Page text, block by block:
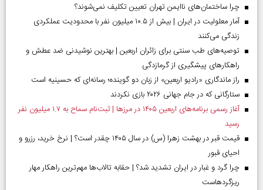
چرا ساختمان‌های ناایمن تهران تعیین تکلیف نمی‌شوند؟
آمار معلولیت در ایران | بیش از ۱۰.۵ میلیون نفر با محدودیت عملکردی
زندگی می‌کنند
توصیه‌های طب سنتی برای زائران اربعین | بهترین نوشیدنی ضد عطش و
راهکارهای پیشگیری از گرمازدگی
راز ماندگاری «رادیو اربعین» از زبان دو گوینده؛ رسانه‌ای که حسینیه است
ستارگانی که در جام جهانی ۲۰۲۶ بازی نکردند
آغاز رسمی برنامه‌های اربعین ۱۴۰۵ در مرز‌ها | ثبت‌نام سماح به ۱.۷ میلیون نفر
رسید
قیمت قبر در بهشت زهرا (س) در سال ۱۴۰۵ چقدر است؟ | نرخ خرید، رزرو و
احیای قبور
چرا گرد و غبار در ایران تشدید شد؟ | حقابه تالاب‌ها مهم‌ترین راهکار مهار
ریزگردهاست